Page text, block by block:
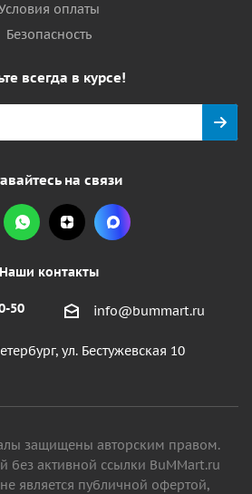
оплаты
Безопасность
всегда в курсе!
на связи
Наши контакты
50 info@bummart.ru
ул. Бестужевская 10
защищены авторским правом.
без активной ссылки BuMMart.ru
является публичной офертой,